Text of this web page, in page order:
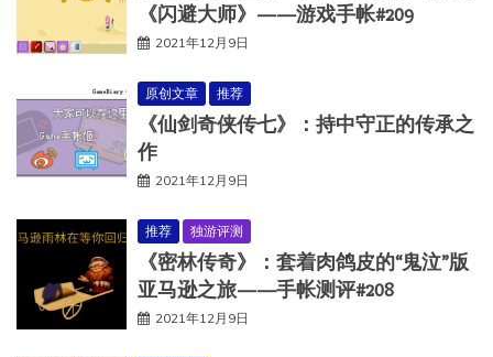
《闪避大师》——游戏手帐#209
2021年12月9日
原创文章 推荐
《仙剑奇侠传七》：持中守正的传承之
作
2021年12月9日
推荐 独游评测
《密林传奇》：套着肉鸽皮的“鬼泣”版
亚马逊之旅——手帐测评#208
2021年12月9日